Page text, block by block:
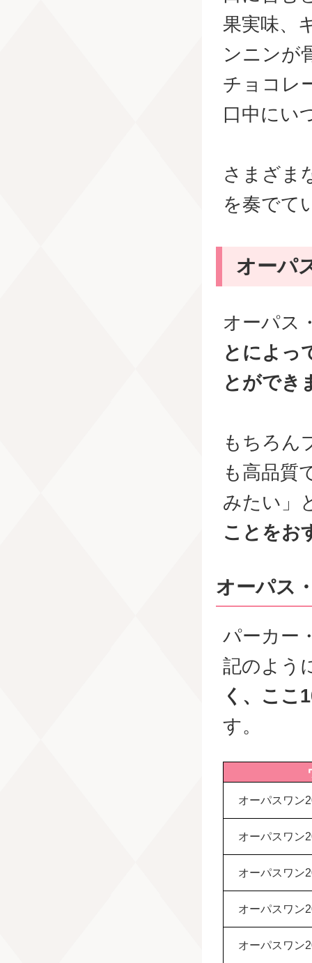
果実味、
ンニンが
チョコレ
口中にい
さまざま
を奏でて
オーパ
オーパス
とによっ
とができ
もちろん
も高品質
みたい」
ことをお
オーパス
パーカー
記のよう
く、ここ
す。
オーパスワン
オーパスワン
オーパスワン
オーパスワン
オーパスワン